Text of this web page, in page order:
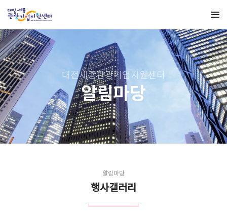
대전세종관광기업지원센터
알림마당
알림마당
행사갤러리